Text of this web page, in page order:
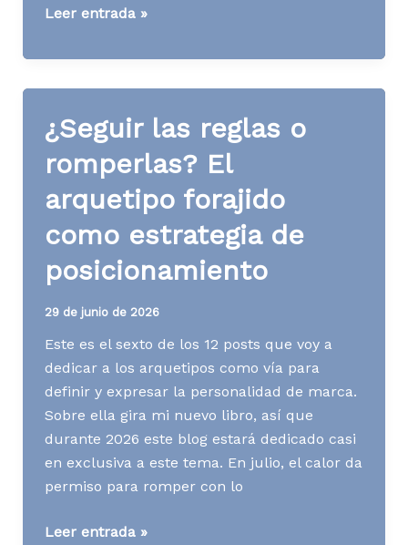
¿Sumar
restar?
inocente
como
respuesta
al
ruido
Leer entrada »
¿Seguir las reglas o
romperlas? El
arquetipo forajido
como estrategia de
posicionamiento
29 de junio de 2026
Este es el sexto de los 12 posts que voy a
dedicar a los arquetipos como vía para
definir y expresar la personalidad de marca.
Sobre ella gira mi nuevo libro, así que
durante 2026 este blog estará dedicado casi
en exclusiva a este tema. En julio, el calor da
permiso para romper con lo
¿Seguir
Leer entrada »